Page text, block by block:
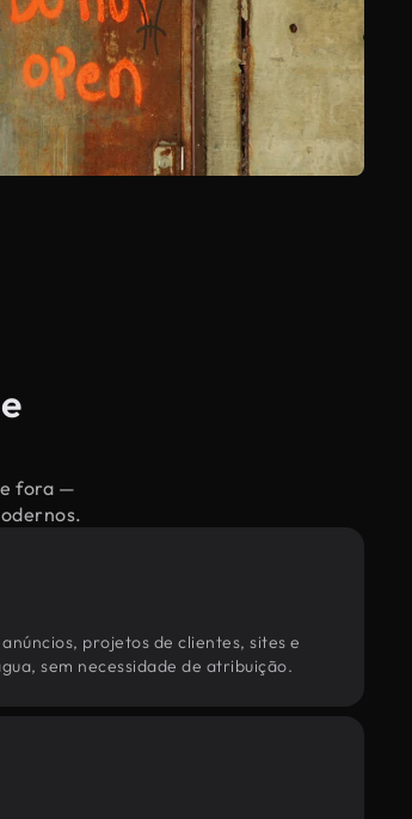
fora —
projetos de clientes, sites e
sem necessidade de atribuição.